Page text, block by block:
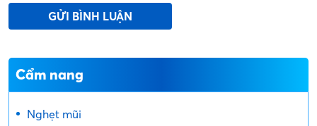
Cẩm nang
Nghẹt mũi